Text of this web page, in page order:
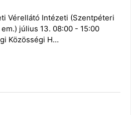
Vérellátó Intézeti (Szentpéteri
július 13. 08:00 - 15:00
Közösségi H…